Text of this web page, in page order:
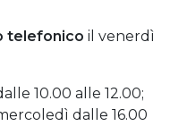
telefonico il venerdì
10.00 alle 12.00;
dalle 16.00